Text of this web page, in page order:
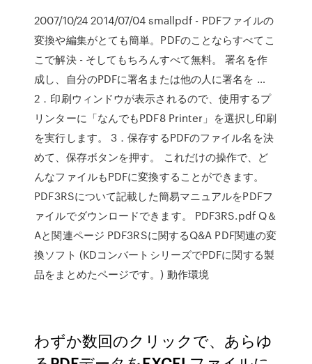
2007/10/24 2014/07/04 smallpdf - PDFファイルの
変換や編集がとても簡単。PDFのことならすべてこ
こで解決 - そしてもちろんすべて無料。 署名を作
成し、自分のPDFに署名または他の人に署名を …
2．印刷ウィンドウが表示されるので、使用するプ
リンターに「なんでもPDF8 Printer」を選択し印刷
を実行します。 3．保存するPDFのファイル名を決
めて、保存ボタンを押す。 これだけの操作で、ど
んなファイルもPDFに変換することができます。
PDF3RSについて記載した簡易マニュアルをPDFフ
ァイルでダウンロードできます。 PDF3RS.pdf Q＆
Aと関連ページ PDF3RSに関するQ&A PDF関連の変
換ソフト (KDコンバートシリーズでPDFに関する製
品をまとめたページです。) 動作環境
わずか数回のクリックで、あらゆ